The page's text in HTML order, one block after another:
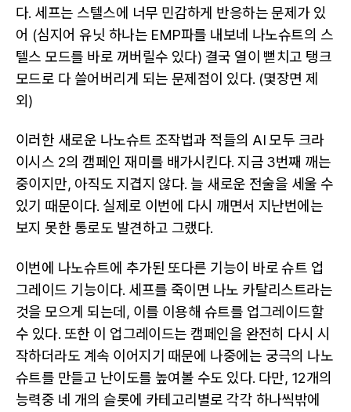
다. 세프는 스텔스에 너무 민감하게 반응하는 문제가 있
어 (심지어 유닛 하나는 EMP파를 내보네 나노슈트의 스
텔스 모드를 바로 꺼버릴수 있다) 결국 열이 뻗치고 탱크
모드로 다 쓸어버리게 되는 문제점이 있다. (몇장면 제
외)
이러한 새로운 나노슈트 조작법과 적들의 AI 모두 크라
이시스 2의 캠페인 재미를 배가시킨다. 지금 3번째 깨는
중이지만, 아직도 지겹지 않다. 늘 새로운 전술을 세울 수
있기 때문이다. 실제로 이번에 다시 깨면서 지난번에는
보지 못한 통로도 발견하고 그랬다.
이번에 나노슈트에 추가된 또다른 기능이 바로 슈트 업
그레이드 기능이다. 세프를 죽이면 나노 카탈리스트라는
것을 모으게 되는데, 이를 이용해 슈트를 업그레이드할
수 있다. 또한 이 업그레이드는 캠페인을 완전히 다시 시
작하더라도 계속 이어지기 때문에 나중에는 궁극의 나노
슈트를 만들고 난이도를 높여볼 수도 있다. 다만, 12개의
능력중 네 개의 슬롯에 카테고리별로 각각 하나씩밖에